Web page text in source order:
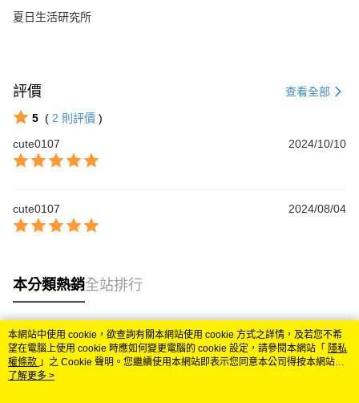
夏日生活研究所
評價 查看全部
5 ( 2 則評價 )
cute0107
2024/10/10
cute0107 2024/08/04
本分類熱銷全站排行
熱門標籤
本網站中使用 cookie，欲查詢有關本網站使用 cookie 方式之詳情，及若您不希
望在電腦上使用 cookie 時應如何變更電腦的 cookie 設定，請參閱本網站「 隱私
權條款 」之 Cookie 聲明。您繼續使用本網站即表示您同意本公司得按本網站使
用條款之 Cookie 聲明使用 cookie。
了解更多 >